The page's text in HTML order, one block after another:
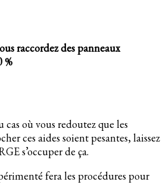
raccordez des panneaux
%
cas où vous redoutez que les
ces aides soient pesantes, laissez
s’occuper de ça.
fera les procédures pour